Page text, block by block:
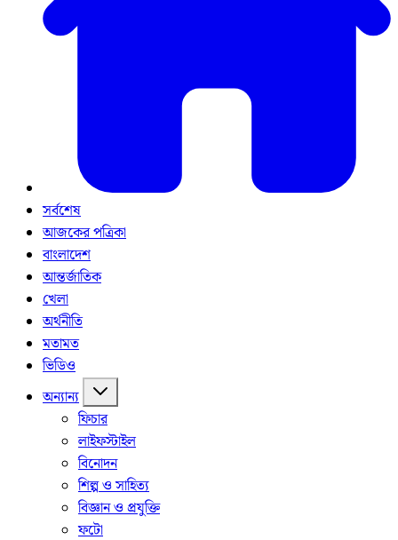
সর্বশেষ
আজকের পত্রিকা
বাংলাদেশ
আন্তর্জাতিক
খেলা
অর্থনীতি
মতামত
ভিডিও
অন্যান্য
ফিচার
লাইফস্টাইল
বিনোদন
শিল্প ও সাহিত্য
বিজ্ঞান ও প্রযুক্তি
ফটো